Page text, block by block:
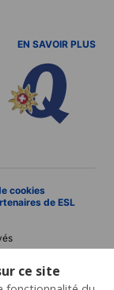
ce site
EN SAVOIR PLUS
cookies
de ESL